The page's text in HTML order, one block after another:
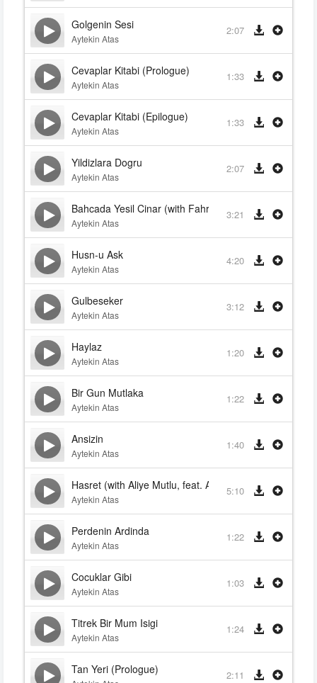
Golgenin Sesi
Aytekin Atas
2:07
Cevaplar Kitabi (Prologue)
Aytekin Atas
1:33
Cevaplar Kitabi (Epilogue)
Aytekin Atas
1:33
Yildizlara Dogru
Aytekin Atas
2:07
Bahcada Yesil Cinar (with Fahriye Evcen, feat.
Aytekin Atas
3:21
Husn-u Ask
Aytekin Atas
4:20
Gulbeseker
Aytekin Atas
3:12
Haylaz
Aytekin Atas
1:20
Bir Gun Mutlaka
Aytekin Atas
1:22
Ansizin
Aytekin Atas
1:40
Hasret (with Aliye Mutlu, feat. Aliye Mutlu)
Aytekin Atas
5:10
Perdenin Ardinda
Aytekin Atas
1:22
Cocuklar Gibi
Aytekin Atas
1:03
Titrek Bir Mum Isigi
Aytekin Atas
1:24
Tan Yeri (Prologue) 2:11